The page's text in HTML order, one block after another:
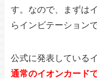
す。なので、まずは
らインビテーション
公式に発表している
通常のイオンカード